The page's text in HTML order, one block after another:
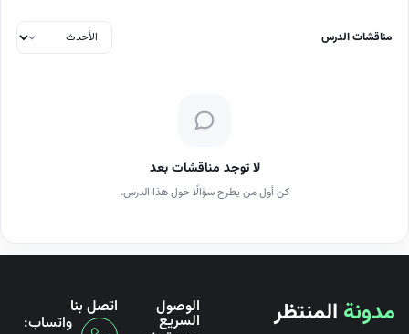
مناقشات الدرس
لا توجد مناقشات بعد
كن أول من يطرح سؤالًا حول هذا الدرس.
مدونة المنتظر الوصول
السريع
اتصل بنا
واتساب: